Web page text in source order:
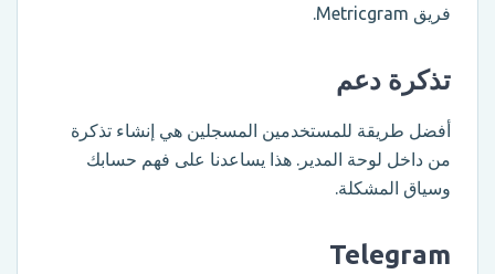
فريق Metricgram.
تذكرة دعم
أفضل طريقة للمستخدمين المسجلين هي إنشاء تذكرة
من داخل لوحة المدير. هذا يساعدنا على فهم حسابك
وسياق المشكلة.
Telegram